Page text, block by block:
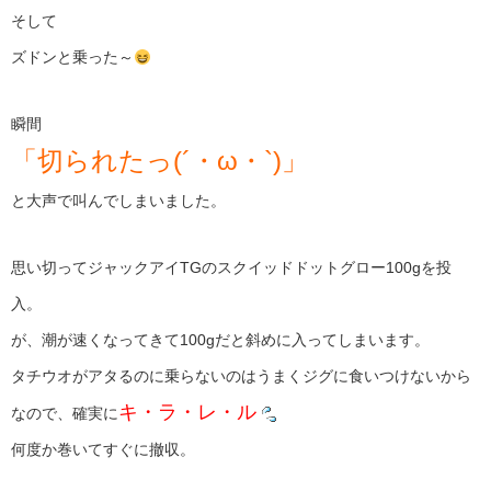
そして
ズドンと乗った～
瞬間
「切られたっ(´・ω・`)」
と大声で叫んでしまいました。
思い切ってジャックアイTGのスクイッドドットグロー100gを投
入。
が、潮が速くなってきて100gだと斜めに入ってしまいます。
タチウオがアタるのに乗らないのはうまくジグに食いつけないから
なので、確実にキ・ラ・レ・ル
何度か巻いてすぐに撤収。